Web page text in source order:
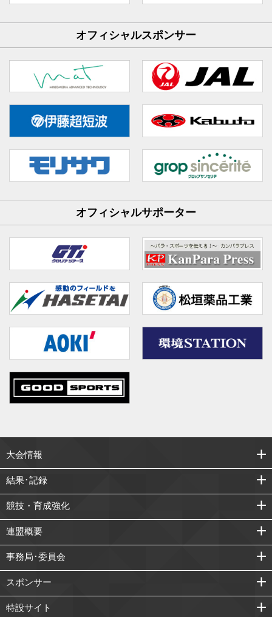
オフィシャルスポンサー
オフィシャルサポーター
大会情報
結果･記録
競技・育成強化
連盟概要
事務局･委員会
スポンサー
特設サイト